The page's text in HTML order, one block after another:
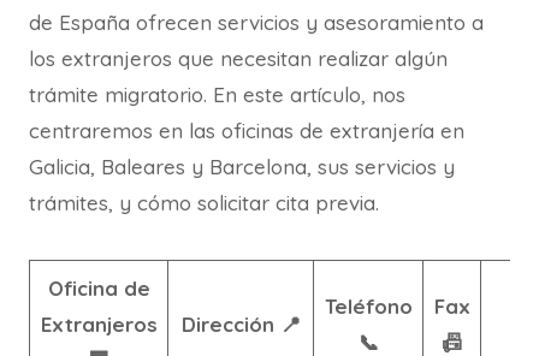
de España ofrecen servicios y asesoramiento a
los extranjeros que necesitan realizar algún
trámite migratorio. En este artículo, nos
centraremos en las oficinas de extranjería en
Galicia, Baleares y Barcelona, sus servicios y
trámites, y cómo solicitar cita previa.
Oficina de
Extranjeros
Dirección 📍
Teléfono
📞
Fax
📠